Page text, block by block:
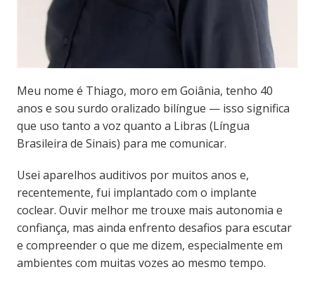
Meu nome é Thiago, moro em Goiânia, tenho 40
anos e sou surdo oralizado bilíngue — isso significa
que uso tanto a voz quanto a Libras (Língua
Brasileira de Sinais) para me comunicar.
Usei aparelhos auditivos por muitos anos e,
recentemente, fui implantado com o implante
coclear. Ouvir melhor me trouxe mais autonomia e
confiança, mas ainda enfrento desafios para escutar
e compreender o que me dizem, especialmente em
ambientes com muitas vozes ao mesmo tempo.